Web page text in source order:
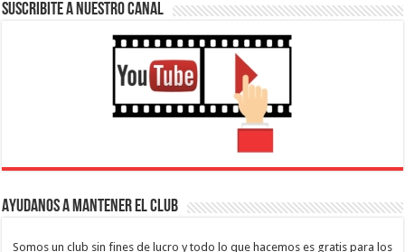
SUSCRIBITE A NUESTRO CANAL
Ayudanos a mantener el club
Somos un club sin fines de lucro y todo lo que hacemos es gratis para los